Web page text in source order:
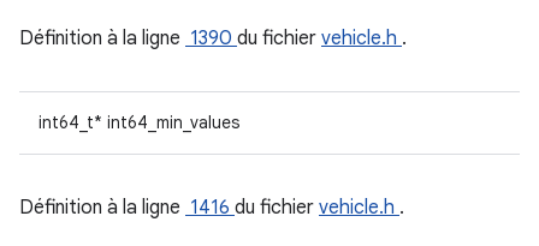
Définition à la ligne 1390 du fichier vehicle.h .
int64_t* int64_min_values
Définition à la ligne 1416 du fichier vehicle.h .